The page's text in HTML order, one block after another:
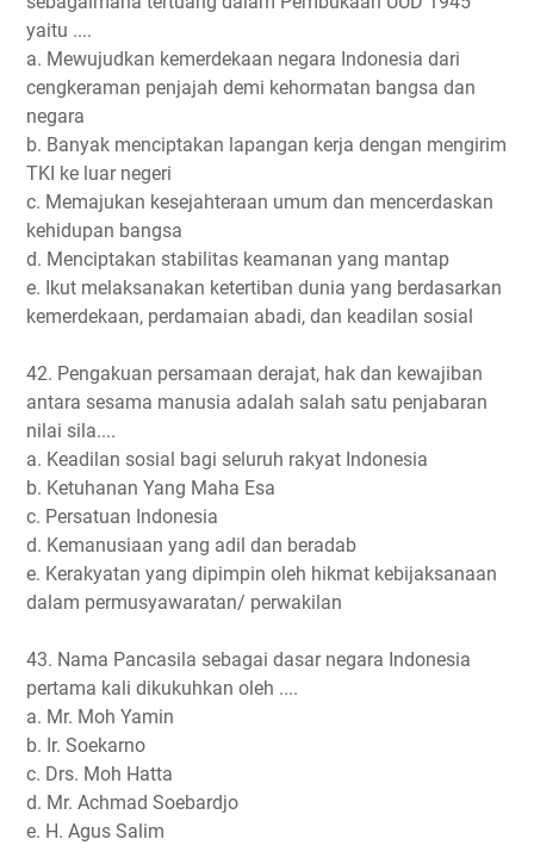
yaitu ....
a. Mewujudkan kemerdekaan negara Indonesia dari
cengkeraman penjajah demi kehormatan bangsa dan
negara
b. Banyak menciptakan lapangan kerja dengan mengirim
TKI ke luar negeri
c. Memajukan kesejahteraan umum dan mencerdaskan
kehidupan bangsa
d. Menciptakan stabilitas keamanan yang mantap
e. Ikut melaksanakan ketertiban dunia yang berdasarkan
kemerdekaan, perdamaian abadi, dan keadilan sosial
42. Pengakuan persamaan derajat, hak dan kewajiban
antara sesama manusia adalah salah satu penjabaran
nilai sila....
a. Keadilan sosial bagi seluruh rakyat Indonesia
b. Ketuhanan Yang Maha Esa
c. Persatuan Indonesia
d. Kemanusiaan yang adil dan beradab
e. Kerakyatan yang dipimpin oleh hikmat kebijaksanaan
dalam permusyawaratan/ perwakilan
43. Nama Pancasila sebagai dasar negara Indonesia
pertama kali dikukuhkan oleh ....
a. Mr. Moh Yamin
b. Ir. Soekarno
c. Drs. Moh Hatta
d. Mr. Achmad Soebardjo
e. H. Agus Salim